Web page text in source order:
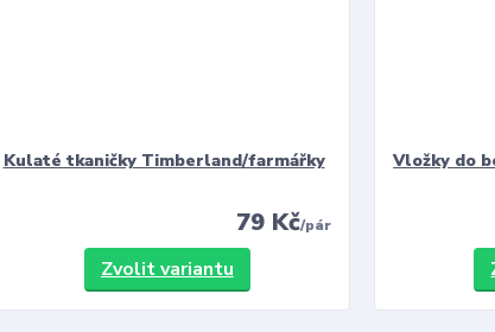
Kulaté tkaničky Timberland/farmářky
79 Kč/pár
Zvolit variantu
Vložky do